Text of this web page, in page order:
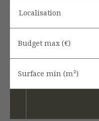
Localisation
Budget max (€)
Surface min (m²)